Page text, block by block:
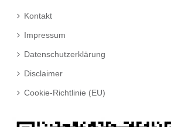
Kontakt
Impressum
Datenschutzerklärung
Disclaimer
Cookie-Richtlinie (EU)